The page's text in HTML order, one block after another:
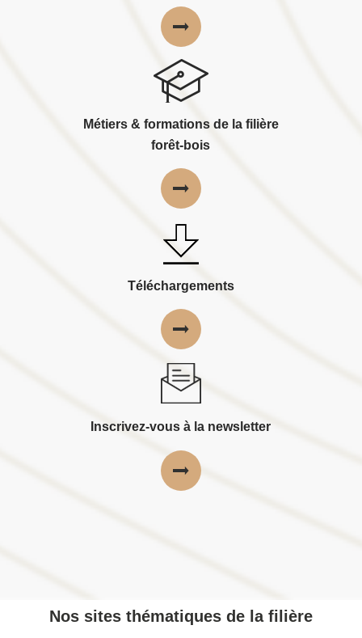
Métiers & formations de la filière
forêt-bois
Téléchargements
Inscrivez-vous à la newsletter
Nos sites thématiques de la filière